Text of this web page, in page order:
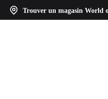
Trouver un magasin World